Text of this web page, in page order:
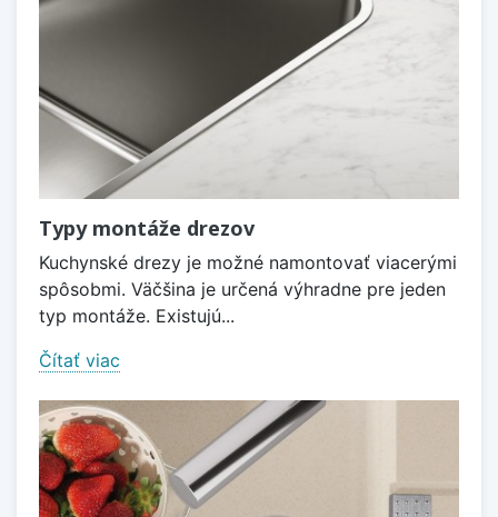
Typy montáže drezov
Kuchynské drezy je možné namontovať viacerými
spôsobmi. Väčšina je určená výhradne pre jeden
typ montáže. Existujú...
Čítať viac